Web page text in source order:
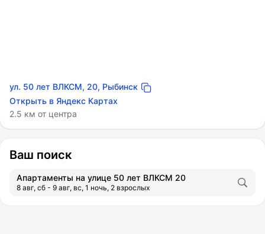
ул. 50 лет ВЛКСМ, 20, Рыбинск
Открыть в Яндекс Картах
2.5 км от центра
Ваш поиск
Апартаменты на улице 50 лет ВЛКСМ 20
8 авг, сб - 9 авг, вс, 1 ночь, 2 взрослых